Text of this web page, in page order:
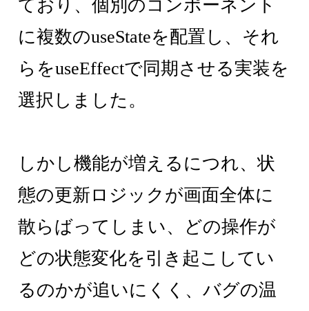
ており、個別のコンポーネント
に複数のuseStateを配置し、それ
らをuseEffectで同期させる実装を
選択しました。
しかし機能が増えるにつれ、状
態の更新ロジックが画面全体に
散らばってしまい、どの操作が
どの状態変化を引き起こしてい
るのかが追いにくく、バグの温